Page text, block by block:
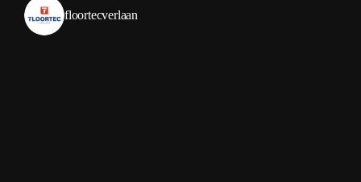
floortecverlaan